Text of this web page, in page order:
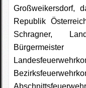
Großweikersdorf,
Republik
Schragner,